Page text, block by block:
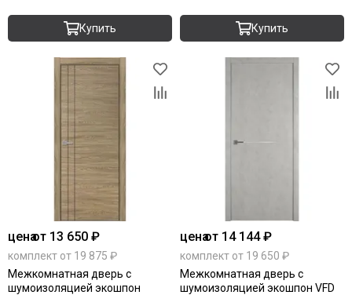
Купить Купить
ценаот 13 650 ₽
комплект от 19 875 ₽
Межкомнатная дверь с
шумоизоляцией экошпон
ценаот 14 144 ₽
комплект от 19 650 ₽
Межкомнатная дверь с
шумоизоляцией экошпон VFD